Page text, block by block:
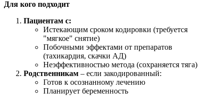
Для кого подходит
Пациентам с:
Истекающим сроком кодировки (требуется
"мягкое" снятие)
Побочными эффектами от препаратов
(тахикардия, скачки АД)
Неэффективностью метода (сохраняется тяга)
Родственникам – если закодированный:
Готов к осознанному лечению
Планирует беременность